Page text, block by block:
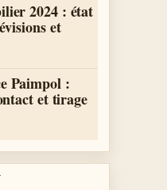
2024 : état
et
Paimpol :
et tirage